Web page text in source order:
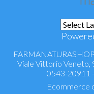
Viale Vittorio Veneto,
0543-20911 -
Ecommerce